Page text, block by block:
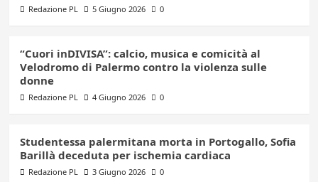
Redazione PL 5 Giugno 2026 0
“Cuori inDIVISA”: calcio, musica e comicità al
Velodromo di Palermo contro la violenza sulle
donne
Redazione PL 4 Giugno 2026 0
Studentessa palermitana morta in Portogallo, Sofia
Barillà deceduta per ischemia cardiaca
Redazione PL 3 Giugno 2026 0